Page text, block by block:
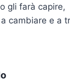
gli farà capire,
cambiare e a